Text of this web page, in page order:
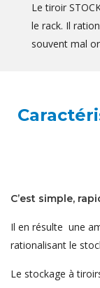
Le tiroir
le rack. Il
souvent mal
C’est simple,
Il en résulte une
rationalisant le
Le stockage à